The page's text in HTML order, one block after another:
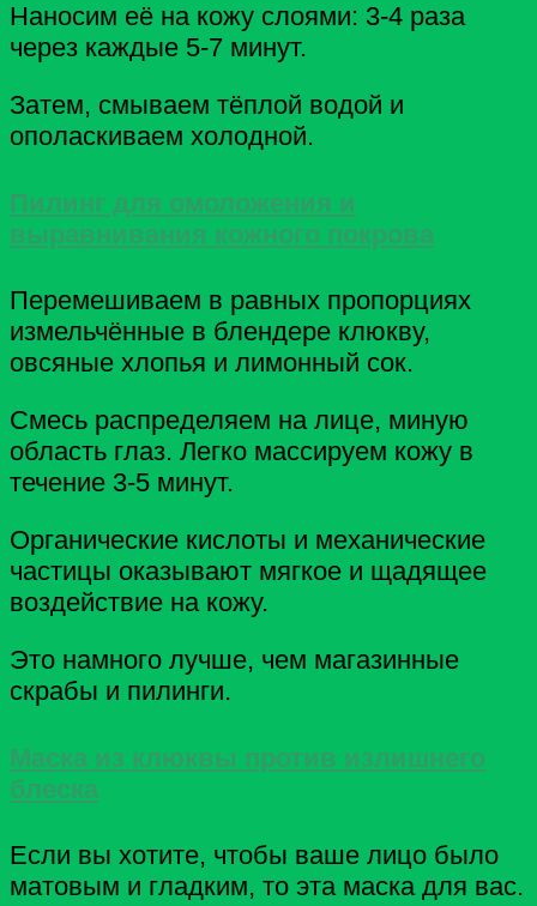
Наносим её на кожу слоями: 3-4 раза
через каждые 5-7 минут.
Затем, смываем тёплой водой и
ополаскиваем холодной.
Пилинг для омоложения и
выравнивания кожного покрова
Перемешиваем в равных пропорциях
измельчённые в блендере клюкву,
овсяные хлопья и лимонный сок.
Смесь распределяем на лице, миную
область глаз. Легко массируем кожу в
течение 3-5 минут.
Органические кислоты и механические
частицы оказывают мягкое и щадящее
воздействие на кожу.
Это намного лучше, чем магазинные
скрабы и пилинги.
Маска из клюквы против излишнего
блеска
Если вы хотите, чтобы ваше лицо было
матовым и гладким, то эта маска для вас.